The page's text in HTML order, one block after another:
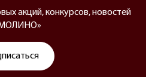
акций, конкурсов, новостей